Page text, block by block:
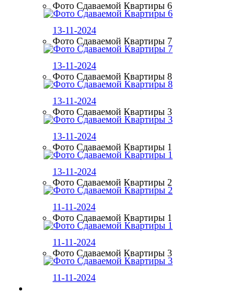
Фото Сдаваемой Квартиры 6
13-11-2024
Фото Сдаваемой Квартиры 7
13-11-2024
Фото Сдаваемой Квартиры 8
13-11-2024
Фото Сдаваемой Квартиры 3
13-11-2024
Фото Сдаваемой Квартиры 1
13-11-2024
Фото Сдаваемой Квартиры 2
11-11-2024
Фото Сдаваемой Квартиры 1
11-11-2024
Фото Сдаваемой Квартиры 3
11-11-2024